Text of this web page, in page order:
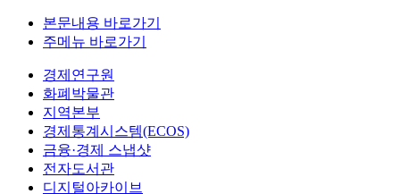
본문내용 바로가기
주메뉴 바로가기
경제연구원
화폐박물관
지역본부
경제통계시스템(ECOS)
금융·경제 스냅샷
전자도서관
디지털아카이브